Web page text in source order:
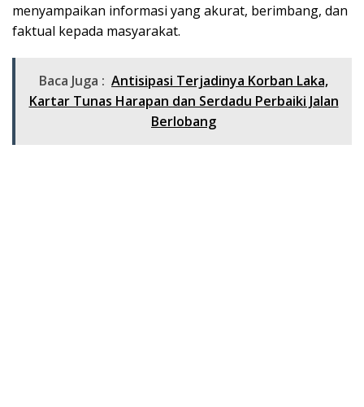
menyampaikan informasi yang akurat, berimbang, dan
faktual kepada masyarakat.
Baca Juga : Antisipasi Terjadinya Korban Laka,
Kartar Tunas Harapan dan Serdadu Perbaiki Jalan
Berlobang